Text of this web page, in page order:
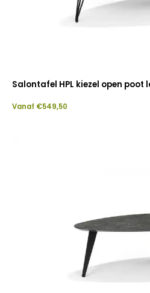
Salontafel HPL kiezel open poot
Vanaf €549,50